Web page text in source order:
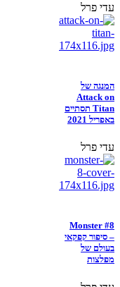
עדי פרל
המנגה של
Attack on
Titan תסתיים
באפריל 2021
עדי פרל
Monster #8
– סיפור קפקאי
בעולם של
מפלצות